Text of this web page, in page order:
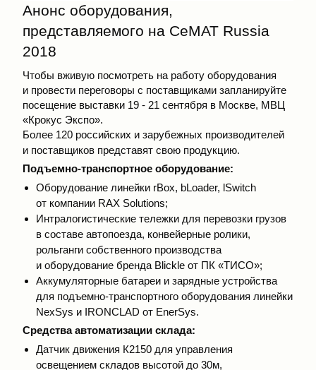
Анонс оборудования,
представляемого на CeMAT Russia
2018
Чтобы вживую посмотреть на работу оборудования
и провести переговоры с поставщиками запланируйте
посещение выставки 19 - 21 сентября в Москве, МВЦ
«Крокус Экспо».
Более 120 российских и зарубежных производителей
и поставщиков представят свою продукцию.
Подъемно-транспортное оборудование:
Оборудование линейки rBox, bLoader, lSwitch
от компании RAX Solutions;
Интралогистические тележки для перевозки грузов
в составе автопоезда, конвейерные ролики,
рольганги собственного производства
и оборудование бренда Blickle от ПК «ТИСО»;
Аккумуляторные батареи и зарядные устройства
для подъемно-транспортного оборудования линейки
NexSys и IRONCLAD от EnerSys.
Средства автоматизации склада:
Датчик движения К2150 для управления
освещением складов высотой до 30м,